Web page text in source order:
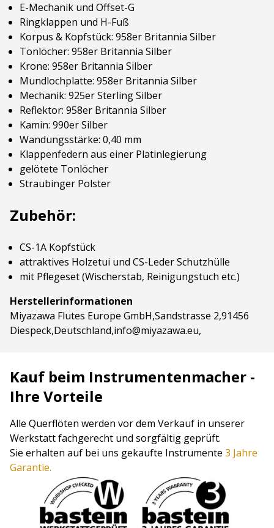
E-Mechanik und Offset-G
Ringklappen und H-Fuß
Korpus & Kopfstück: 958er Britannia Silber
Tonlöcher: 958er Britannia Silber
Krone: 958er Britannia Silber
Mundlochplatte: 958er Britannia Silber
Mechanik: 925er Sterling Silber
Reflektor: 958er Britannia Silber
Kamin: 990er Silber
Wandungsstärke: 0,40 mm
Klappenfedern aus einer Platinlegierung
gelötete Tonlöcher
Straubinger Polster
Zubehör:
CS-1A Kopfstück
attraktives Holzetui und CS-Leder Schutzhülle
mit Pflegeset (Wischerstab, Reinigungstuch etc.)
Herstellerinformationen
Miyazawa Flutes Europe GmbH,Sandstrasse 2,91456
Diespeck,Deutschland,info@miyazawa.eu,
Kauf beim Instrumentenmacher -
Ihre Vorteile
Alle Querflöten werden vor dem Verkauf in unserer
Werkstatt fachgerecht und sorgfältig geprüft.
Sie erhalten auf bei uns gekaufte Instrumente 3 Jahre
Garantie.